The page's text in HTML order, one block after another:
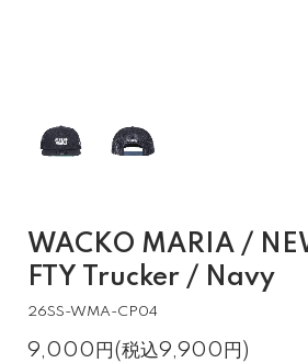
WACKO MARIA /
FTY Trucker / Navy
26SS-WMA-CP04
9,000円(税込9,900円)